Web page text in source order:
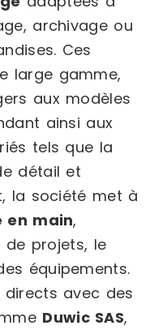
archivage ou
Ces
large gamme,
aux modèles
ainsi aux
tels que la
détail et
la société met à
en main,
de projets, le
équipements.
avec des
Duwic SAS,